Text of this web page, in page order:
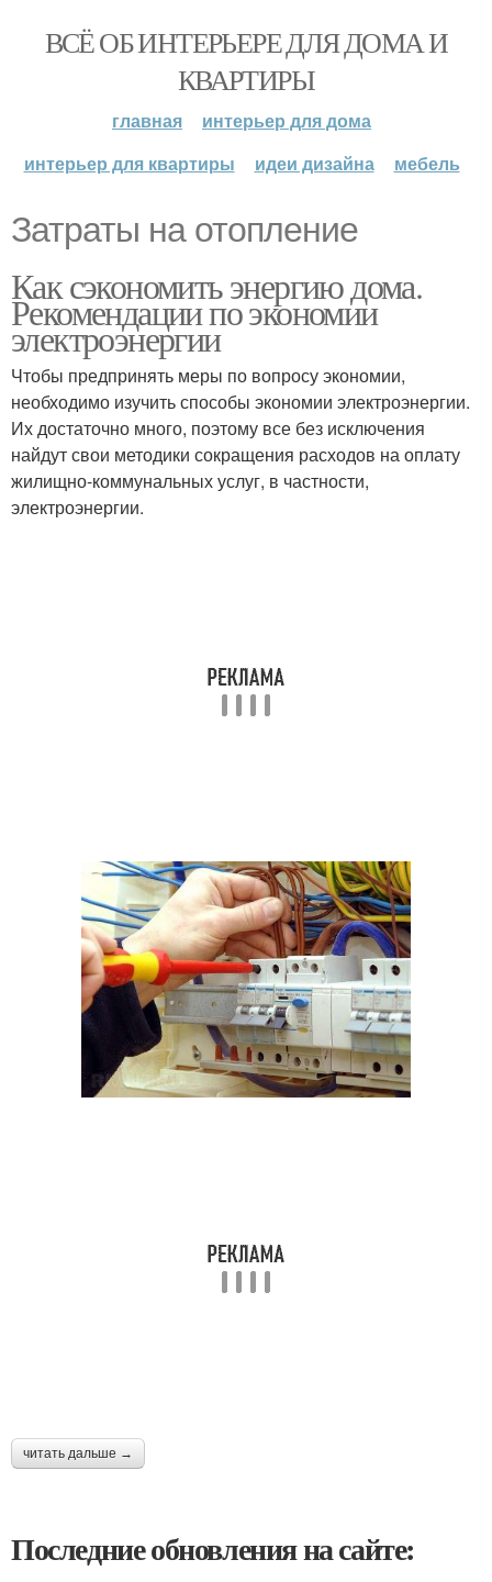
ВСЁ ОБ ИНТЕРЬЕРЕ ДЛЯ ДОМА И
КВАРТИРЫ
главная
интерьер для дома
интерьер для квартиры
идеи дизайна мебель
Затраты на отопление
Как сэкономить энергию дома.
Рекомендации по экономии
электроэнергии
Чтобы предпринять меры по вопросу экономии,
необходимо изучить способы экономии электроэнергии.
Их достаточно много, поэтому все без исключения
найдут свои методики сокращения расходов на оплату
жилищно-коммунальных услуг, в частности,
электроэнергии.
читать дальше →
Последние обновления на сайте: